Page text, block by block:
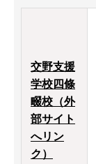
交野支援
学校四條
畷校（外
部サイト
へリン
ク）